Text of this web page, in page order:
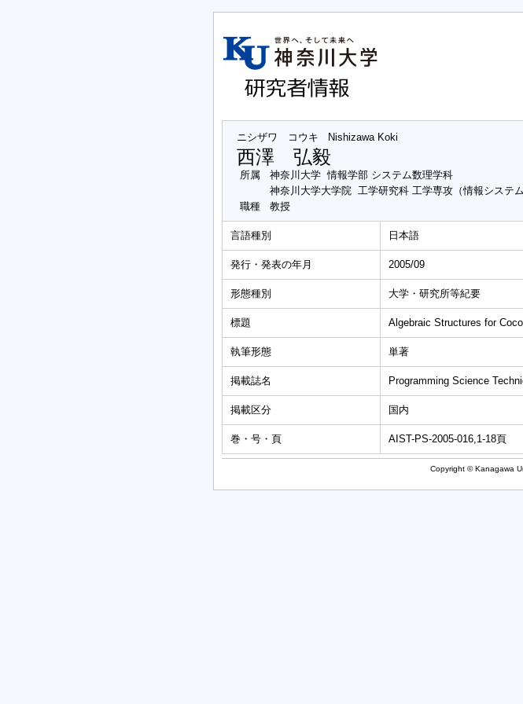
ニシザワ コウキ Nishizawa Koki
西澤 弘毅
所属
神奈川大学 情報学部 システム数理学科
神奈川大学大学院 工学研究科 工学専攻（情報システム
職種
教授
言語種別 日本語
発行・発表の年月 2005/09
形態種別 大学・研究所等紀要
標題 Algebraic Structures for
執筆形態 単著
掲載誌名 Programming Science
掲載区分 国内
巻・号・頁 AIST-PS-2005-016,1-18頁
Copyright © Kanagawa